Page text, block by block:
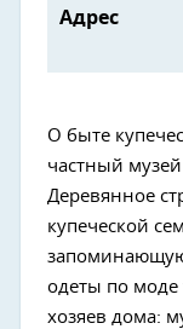
Адрес
О быте
частный
Деревянное
купеческой
одеты по моде
хозяев дома: